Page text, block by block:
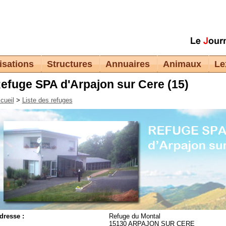
Structures Annuaires Animaux
SPA d'Arpajon sur Cere (15)
> Liste des refuges
:
Refuge du Montal
15130 ARPAJON SUR CERE